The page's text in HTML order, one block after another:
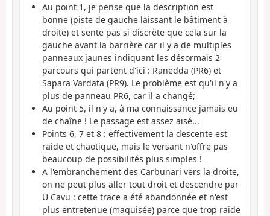
Au point 1, je pense que la description est
bonne (piste de gauche laissant le bâtiment à
droite) et sente pas si discrète que cela sur la
gauche avant la barrière car il y a de multiples
panneaux jaunes indiquant les désormais 2
parcours qui partent d'ici : Ranedda (PR6) et
Sapara Vardata (PR9). Le problème est qu'il n'y a
plus de panneau PR6, car il a changé;
Au point 5, il n'y a, à ma connaissance jamais eu
de chaîne ! Le passage est assez aisé...
Points 6, 7 et 8 : effectivement la descente est
raide et chaotique, mais le versant n'offre pas
beaucoup de possibilités plus simples !
A l'embranchement des Carbunari vers la droite,
on ne peut plus aller tout droit et descendre par
U Cavu : cette trace a été abandonnée et n'est
plus entretenue (maquisée) parce que trop raide